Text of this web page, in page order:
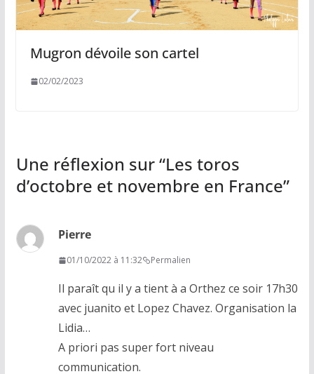
Mugron dévoile son cartel
02/02/2023
Une réflexion sur “Les toros
d’octobre et novembre en France”
Pierre
01/10/2022 à 11:32 Permalien
Il paraît qu il y a tient à a Orthez ce soir 17h30
avec juanito et Lopez Chavez. Organisation la
Lidia…
A priori pas super fort niveau
communication.